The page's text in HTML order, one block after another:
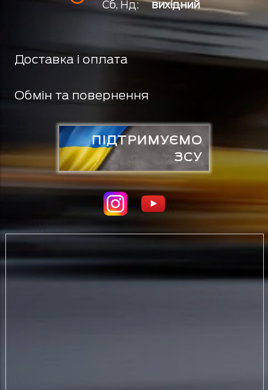
Сб, Нд:
вихідний
Доставка і оплата
Обмін та повернення
ПІДТРИМУЄМО
ЗСУ